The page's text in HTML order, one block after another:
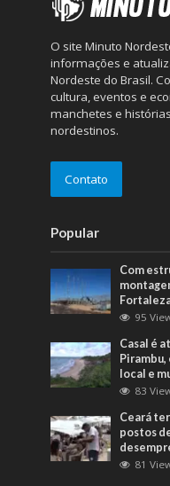
O site Minuto
informações e
Nordeste do Brasil.
cultura, eventos e
manchetes e
nordestinos.
Contato
Popular
Com
95
Casal é
Pirambu,
local e
83
Ceará
postos
81